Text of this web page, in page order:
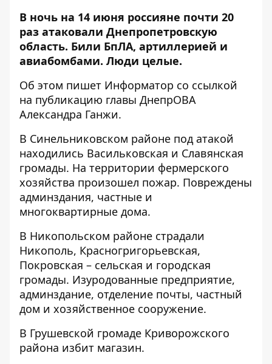
В ночь на 14 июня россияне почти 20
раз атаковали Днепропетровскую
область. Били БпЛА, артиллерией и
авиабомбами. Люди целые.
Об этом пишет Информатор со ссылкой
на публикацию главы ДнепрОВА
Александра Ганжи.
В Синельниковском районе под атакой
находились Васильковская и Славянская
громады. На территории фермерского
хозяйства произошел пожар. Повреждены
админздания, частные и
многоквартирные дома.
В Никопольском районе страдали
Никополь, Красногригорьевская,
Покровская – сельская и городская
громады. Изуродованные предприятие,
админздание, отделение почты, частный
дом и хозяйственное сооружение.
В Грушевской громаде Криворожского
района избит магазин.